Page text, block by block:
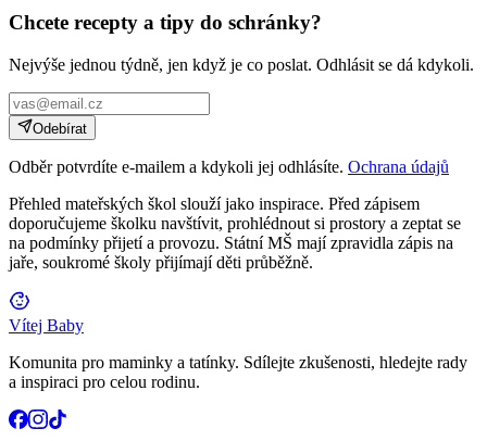
Chcete recepty a tipy do schránky?
Nejvýše jednou týdně, jen když je co poslat. Odhlásit se dá kdykoli.
Odebírat
Odběr potvrdíte e-mailem a kdykoli jej odhlásíte. Ochrana údajů
Přehled mateřských škol slouží jako inspirace. Před zápisem
doporučujeme školku navštívit, prohlédnout si prostory a zeptat se
na podmínky přijetí a provozu. Státní MŠ mají zpravidla zápis na
jaře, soukromé školy přijímají děti průběžně.
Vítej Baby
Komunita pro maminky a tatínky. Sdílejte zkušenosti, hledejte rady
a inspiraci pro celou rodinu.